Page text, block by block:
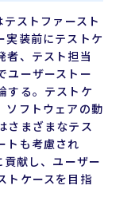
ストファースト
実装前にテストケ
者、テスト担当
ユーザーストー
する。テストケ
ソフトウェアの動
さまざまなテス
トも考慮され
献し、ユーザー
トケースを目指